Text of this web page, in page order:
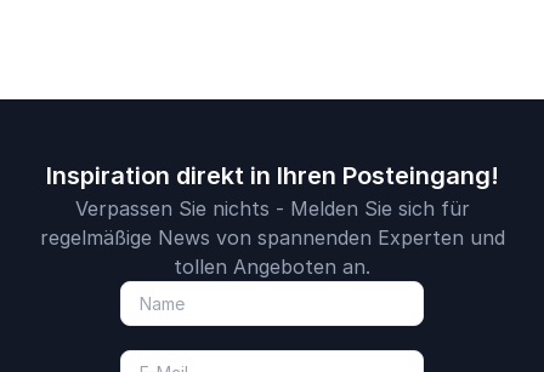
Inspiration direkt in Ihren Posteingang!
Verpassen Sie nichts - Melden Sie sich für
regelmäßige News von spannenden Experten und
tollen Angeboten an.